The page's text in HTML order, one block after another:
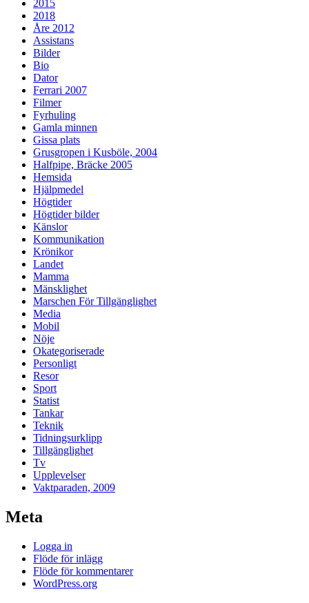
2015
2018
Åre 2012
Assistans
Bilder
Bio
Dator
Ferrari 2007
Filmer
Fyrhuling
Gamla minnen
Gissa plats
Grusgropen i Kusböle, 2004
Halfpipe, Bräcke 2005
Hemsida
Hjälpmedel
Högtider
Högtider bilder
Känslor
Kommunikation
Krönikor
Landet
Mamma
Mänsklighet
Marschen För Tillgänglighet
Media
Mobil
Nöje
Okategoriserade
Personligt
Resor
Sport
Statist
Tankar
Teknik
Tidningsurklipp
Tillgänglighet
Tv
Upplevelser
Vaktparaden, 2009
Meta
Logga in
Flöde för inlägg
Flöde för kommentarer
WordPress.org